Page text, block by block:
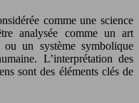
comme une science
analysée comme un art
un système symbolique
L’interprétation des
sont des éléments clés de